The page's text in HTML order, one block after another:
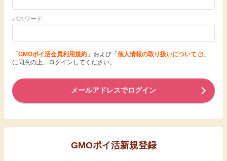
パスワード
「GMOポイ活会員利用規約 」および「個人情報の取り扱いについて
」
に同意の上、ログインしてください。
メールアドレスでログイン
GMOポイ活新規登録